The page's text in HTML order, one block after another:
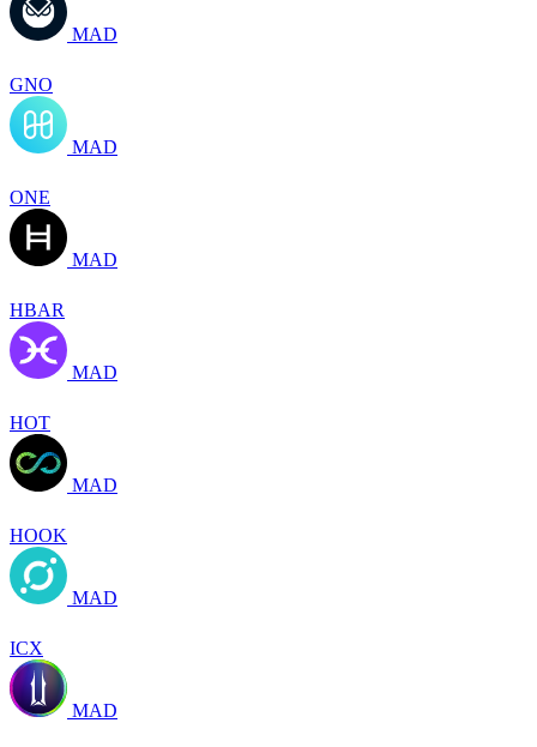
MAD
GNO
MAD
ONE
MAD
HBAR
MAD
HOT
MAD
HOOK
MAD
ICX
MAD